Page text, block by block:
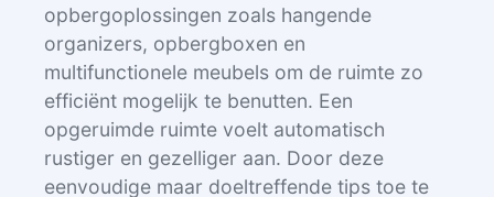
opbergoplossingen zoals hangende
organizers, opbergboxen en
multifunctionele meubels om de ruimte zo
efficiënt mogelijk te benutten. Een
opgeruimde ruimte voelt automatisch
rustiger en gezelliger aan. Door deze
eenvoudige maar doeltreffende tips toe te